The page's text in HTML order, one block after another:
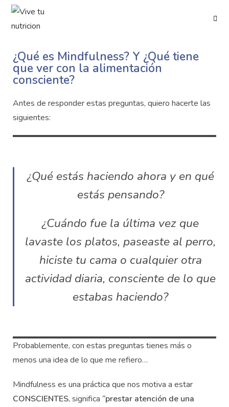
¿Qué es Mindfulness? Y ¿Qué tiene
que ver con la alimentación
consciente?
Antes de responder estas preguntas, quiero hacerte las
siguientes:
¿Qué estás haciendo ahora y en qué
estás pensando?
¿Cuándo fue la última vez que
lavaste los platos, paseaste al perro,
hiciste tu cama o cualquier otra
actividad diaria, consciente de lo que
estabas haciendo?
Probablemente, con estas preguntas tienes más o
menos una idea de lo que me refiero…
Mindfulness es una práctica que nos motiva a estar
CONSCIENTES, significa “prestar atención de una